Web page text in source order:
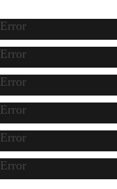
Error
Error
Error
Error
Error
Error